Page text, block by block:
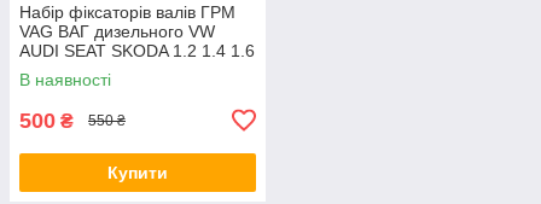
Набір фіксаторів валів ГРМ
VAG ВАГ дизельного VW
AUDI SEAT SKODA 1.2 1.4 1.6
1.9 2.0 TDi Common-Rail F-
906G4
В наявності
500 ₴ 550 ₴
Купити